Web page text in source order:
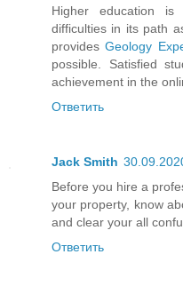
Higher education
difficulties in its path
providesGeology
possible. Satisfied
achievement in the
Ответить
Jack Smith
Before you hire a
your property, know
and clear your all
Ответить